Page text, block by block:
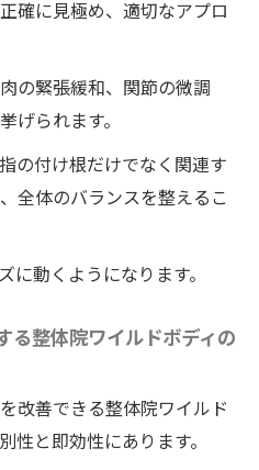
確に見極め、適切なアプロ
の緊張緩和、関節の微調
げられます。
の付け根だけでなく関連す
全体のバランスを整えるこ
に動くようになります。
る整体院ワイルドボディの
改善できる整体院ワイルド
性と即効性にあります。